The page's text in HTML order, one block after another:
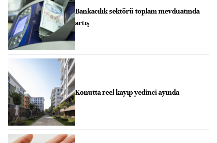
Bankacılık sektörü toplam mevduatında
artış
Konutta reel kayıp yedinci ayında